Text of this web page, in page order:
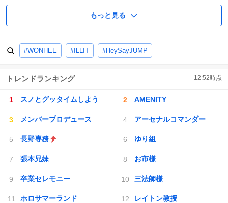
もっと見る
#WONHEE #ILLIT #HeySayJUMP
トレンドランキング 12:52時点
スノとグッタイムしよう AMENITY
メンバープロデュース アーセナルコマンダー
長野専務 ゆり組
張本兄妹 お市様
卒業セレモニー 三法師様
ホロサマーランド レイトン教授